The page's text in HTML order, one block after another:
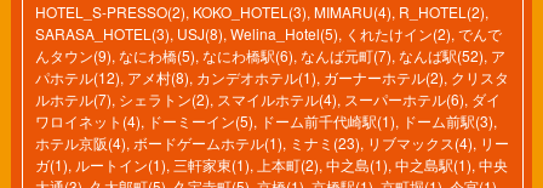
HOTEL_S-PRESSO(2), KOKO_HOTEL(3), MIMARU(4), R_HOTEL(2),
SARASA_HOTEL(3), USJ(8), Welina_Hotel(5), くれたけイン(2), でんで
んタウン(9), なにわ橋(5), なにわ橋駅(6), なんば元町(7), なんば駅(52), ア
パホテル(12), アメ村(8), カンデオホテル(1), ガーナーホテル(2), クリスタ
ルホテル(7), シェラトン(2), スマイルホテル(4), スーパーホテル(6), ダイ
ワロイネット(4), ドーミーイン(5), ドーム前千代崎駅(1), ドーム前駅(3),
ホテル京阪(4), ボードゲームホテル(1), ミナミ(23), リブマックス(4), リー
ガ(1), ルートイン(1), 三軒家東(1), 上本町(2), 中之島(1), 中之島駅(1), 中央